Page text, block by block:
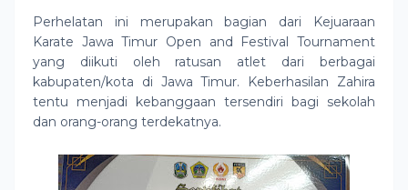
Perhelatan ini merupakan bagian dari Kejuaraan
Karate Jawa Timur Open and Festival Tournament
yang diikuti oleh ratusan atlet dari berbagai
kabupaten/kota di Jawa Timur. Keberhasilan Zahira
tentu menjadi kebanggaan tersendiri bagi sekolah
dan orang-orang terdekatnya.